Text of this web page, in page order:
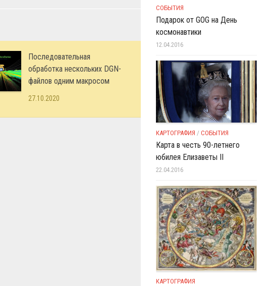
Последовательная
обработка нескольких DGN-
файлов одним макросом
27.10.2020
СОБЫТИЯ
Подарок от GOG на День
космонавтики
12.04.2016
КАРТОГРАФИЯ / СОБЫТИЯ
Карта в честь 90-летнего
юбилея Елизаветы II
22.04.2016
КАРТОГРАФИЯ